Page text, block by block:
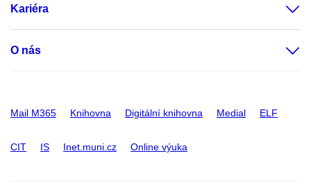
Kariéra
O nás
Mail M365 Knihovna Digitální knihovna Medial ELF
CIT IS Inet.muni.cz Online výuka